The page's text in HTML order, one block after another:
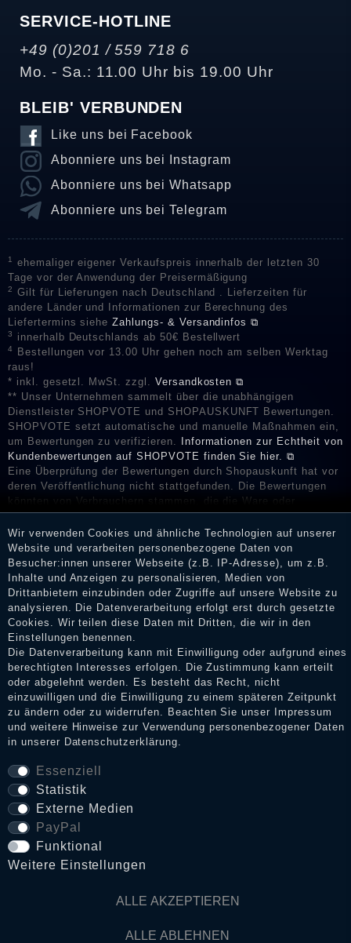
SERVICE-HOTLINE
+49 (0)201 / 559 718 6
Mo. - Sa.: 11.00 Uhr bis 19.00 Uhr
BLEIB' VERBUNDEN
Like uns bei Facebook
Abonniere uns bei Instagram
Abonniere uns bei Whatsapp
Abonniere uns bei Telegram
1
ehemaliger eigener Verkaufspreis innerhalb der letzten 30
Tage vor der Anwendung der Preisermäßigung
2
Gilt für Lieferungen nach Deutschland . Lieferzeiten für
andere Länder und Informationen zur Berechnung des
Liefertermins sieheZahlungs- & Versandinfos ⧉
3 innerhalb Deutschlands ab 50€ Bestellwert
4
Bestellungen vor 13.00 Uhr gehen noch am selben Werktag
raus!
* inkl. gesetzl. MwSt. zzgl. Versandkosten ⧉
** Unser Unternehmen sammelt über die unabhängigen
Dienstleister SHOPVOTE und SHOPAUSKUNFT Bewertungen.
SHOPVOTE setzt automatische und manuelle Maßnahmen ein,
um Bewertungen zu verifizieren.
Informationen zur Echtheit von
Kundenbewertungen auf SHOPVOTE finden Sie hier. ⧉
Eine Überprüfung der Bewertungen durch Shopauskunft hat vor
deren Veröffentlichung nicht stattgefunden. Die Bewertungen
könnten von Verbrauchern stammen, die die Ware oder
Dienstleistungen gar nicht erworben oder genutzt haben. Nach
Erhalt einer Benachrichtigungs-E-Mail können Händler die
Bewertungen verifizieren und über die erfolgte Verifizierung im
Shop informieren.
Impressum
Daten­schutz­erklärung
AGB
Widerrufs­recht
VERTRAG WIDERRUFEN
© Copyright 2026 Dark Ages Glasche & Kuczwalska GbR
Wir verwenden Cookies und ähnliche Technologien auf unserer
Website und verarbeiten personenbezogene Daten von
Besucher:innen unserer Webseite (z.B. IP-Adresse), um z.B.
Inhalte und Anzeigen zu personalisieren, Medien von
Drittanbietern einzubinden oder Zugriffe auf unsere Website zu
analysieren. Die Datenverarbeitung erfolgt erst durch gesetzte
Cookies. Wir teilen diese Daten mit Dritten, die wir in den
Einstellungen benennen.
Die Datenverarbeitung kann mit Einwilligung oder aufgrund eines
berechtigten Interesses erfolgen. Die Zustimmung kann erteilt
oder abgelehnt werden. Es besteht das Recht, nicht
einzuwilligen und die Einwilligung zu einem späteren Zeitpunkt
zu ändern oder zu widerrufen. Beachten Sie unser
Impressum
und weitere Hinweise zur Verwendung personenbezogener Daten
in unserer Daten­schutz­erklärung.
Essenziell
Statistik
Externe Medien
PayPal
Funktional
Weitere Einstellungen
ALLE AKZEPTIEREN
ALLE ABLEHNEN